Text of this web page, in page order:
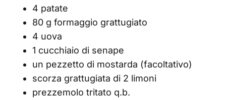
4 patate
80 g formaggio grattugiato
4 uova
1 cucchiaio di senape
un pezzetto di mostarda (facoltativo)
scorza grattugiata di 2 limoni
prezzemolo tritato q.b.